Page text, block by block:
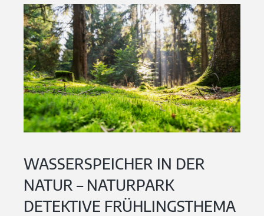
WASSERSPEICHER IN DER
NATUR – NATURPARK
DETEKTIVE FRÜHLINGSTHEMA